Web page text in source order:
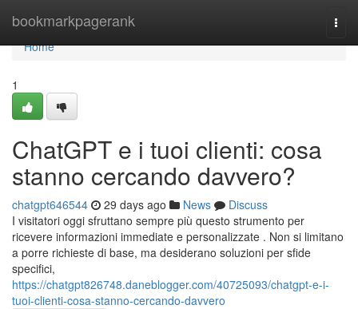
bookmarkpagerank
Home
Home
1
ChatGPT e i tuoi clienti: cosa
stanno cercando davvero?
chatgpt646544 29 days ago News
Discuss
I visitatori oggi sfruttano sempre più questo strumento per
ricevere informazioni immediate e personalizzate . Non si limitano
a porre richieste di base, ma desiderano soluzioni per sfide
specifici,
https://chatgpt826748.daneblogger.com/40725093/chatgpt-e-i-
tuoi-clienti-cosa-stanno-cercando-davvero